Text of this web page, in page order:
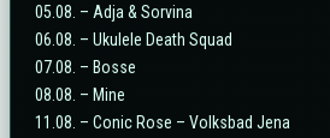
05.08. – Adja & Sorvina
06.08. – Ukulele Death Squad
07.08. – Bosse
08.08. – Mine
11.08. – Conic Rose – Volksbad Jena